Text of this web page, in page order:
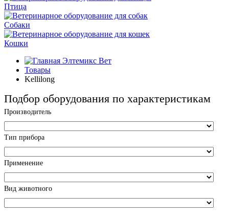
Птица
Собаки
Кошки
Элтемикс Вет
Товары
Kellilong
Подбор оборудования по характеристикам
Производитель
Тип прибора
Применение
Вид животного